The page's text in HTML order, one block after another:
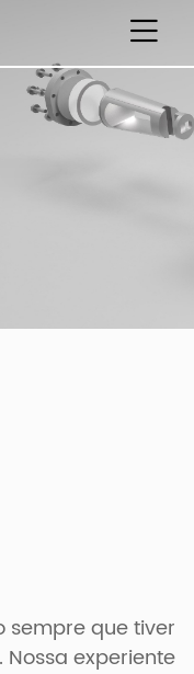
sempre que tiver
experiente